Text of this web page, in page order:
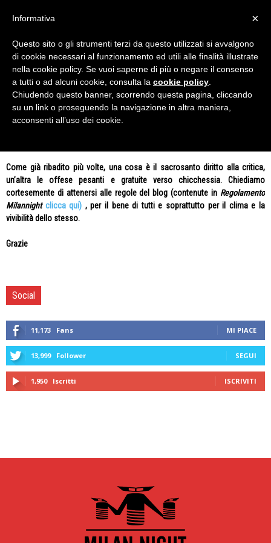
Home Tags Lazio-Milan
Tag: Lazio-Milan
Nessun Articolo da visualizzare
Come già ribadito più volte, una cosa è il sacrosanto diritto alla critica,
un’altra le offese pesanti e gratuite verso chicchessia. Chiediamo
cortesemente di attenersi alle regole del blog (contenute in Regolamento
Milannight clicca qui) , per il bene di tutti e soprattutto per il clima e la
vivibilità dello stesso.
Grazie
Social
11,173 Fans MI PIACE
13,999 Follower SEGUI
1,950 Iscritti ISCRIVITI
×
Informativa
Questo sito o gli strumenti terzi da questo utilizzati si avvalgono
di cookie necessari al funzionamento ed utili alle finalità illustrate
nella cookie policy. Se vuoi saperne di più o negare il consenso
a tutti o ad alcuni cookie, consulta la cookie policy
Chiudendo questo banner, scorrendo questa pagina, cliccando
su un link o proseguendo la navigazione in altra maniera,
acconsenti all’uso dei cookie.